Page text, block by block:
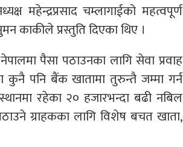
महेन्द्रप्रसाद चम्लागाईको महत्वपूर्ण
काकीले प्रस्तुति दिएका थिए ।
पैसा पठाउनका लागि सेवा प्रवाह
पनि बैंक खातामा तुरुन्तै जम्मा गर्न
रहेका २० हजारभन्दा बढी नबिल
ग्राहकका लागि विशेष बचत खाता,